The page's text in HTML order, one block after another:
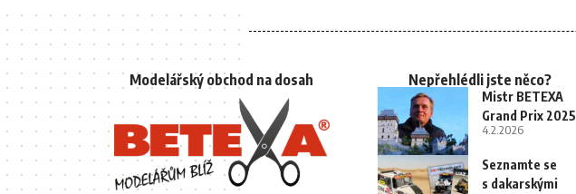
Modelářský obchod na dosah Nepřehlédli jste něco?
Mistr BETEXA
Grand Prix 2025
4.2.2026
Seznamte se
s dakarskými